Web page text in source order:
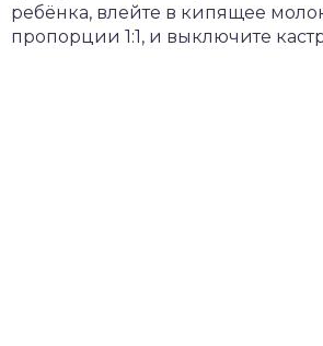
ребёнка, влейте в кипящее
пропорции 1:1, и выключите